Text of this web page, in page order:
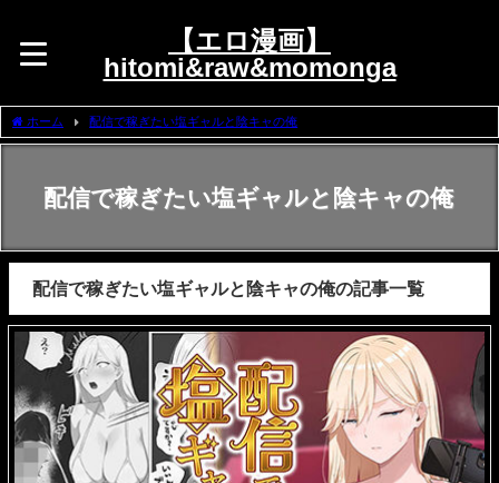
【エロ漫画】
hitomi&raw&momonga
ホーム 配信で稼ぎたい塩ギャルと陰キャの俺
配信で稼ぎたい塩ギャルと陰キャの俺
配信で稼ぎたい塩ギャルと陰キャの俺の記事一覧